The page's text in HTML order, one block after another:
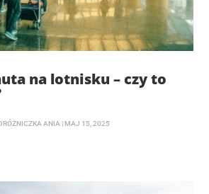
na lotnisku – czy to
ANIA | MAJ 15, 2025